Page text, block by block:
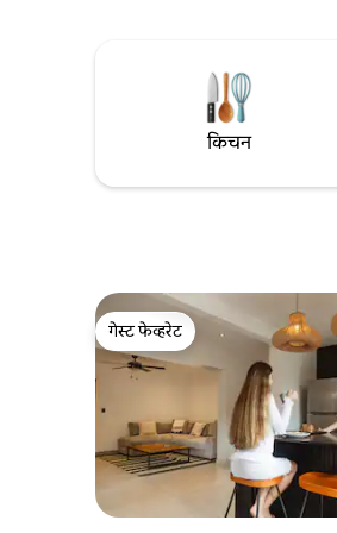
किचन
गेस्ट फेव्हरेट
गेस्ट फेव्हरेट